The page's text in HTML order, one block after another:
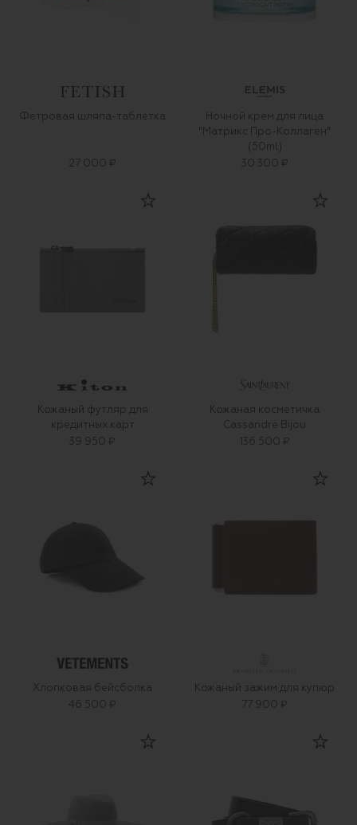
Фетровая шляпа-таблетка
27 000 ₽
Ночной крем для лица
"Матрикс Про-Коллаген"
(50ml)
30 300 ₽
Кожаный футляр для
кредитных карт
39 950 ₽
Кожаная косметичка
Cassandre Bijou
136 500 ₽
Хлопковая бейсболка
46 500 ₽
Кожаный зажим для купюр
77 900 ₽